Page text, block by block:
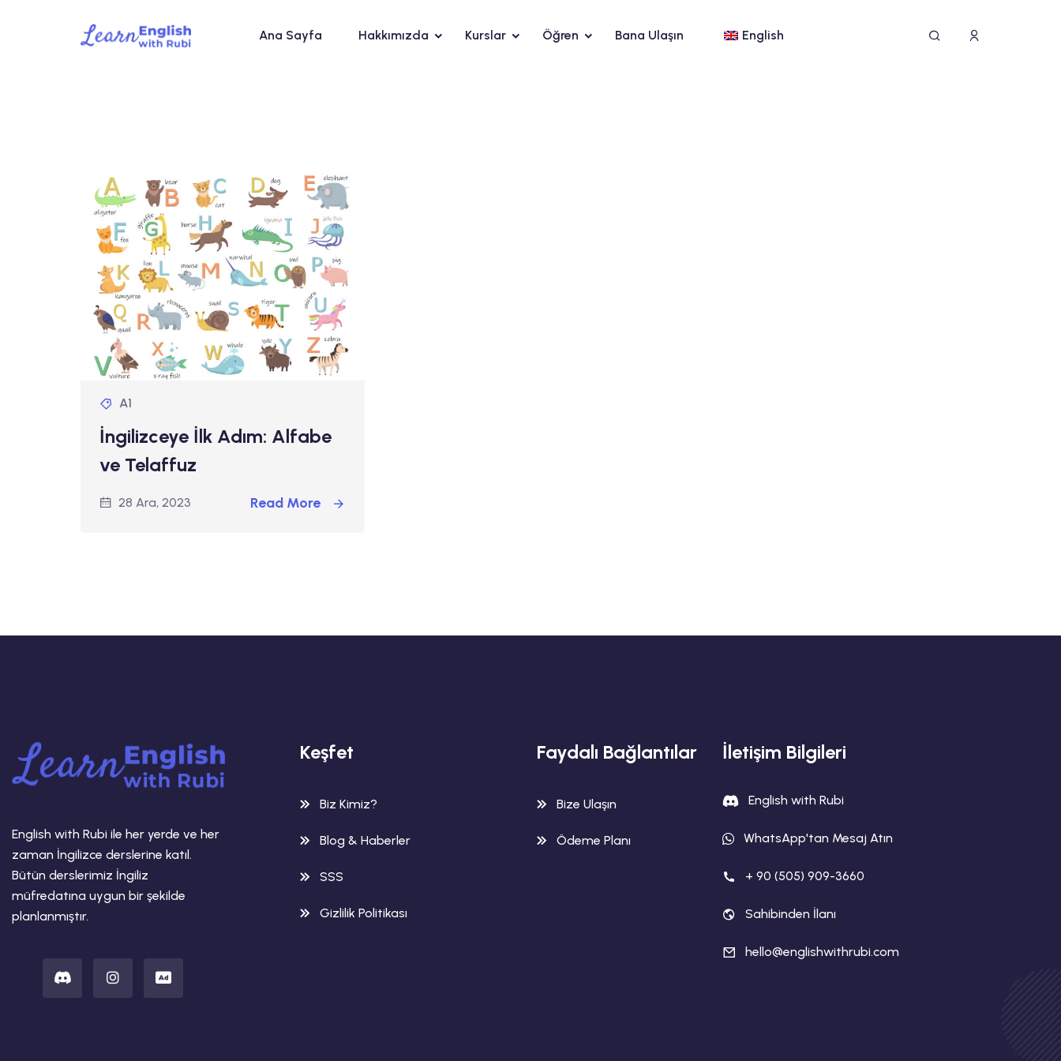
Ana Sayfa Hakkımızda Kurslar Öğren Bana Ulaşın English
A1
İngilizceye İlk Adım: Alfabe
ve Telaffuz
28 Ara, 2023 Read More
English with Rubi ile her yerde ve her
zaman İngilizce derslerine katıl.
Bütün derslerimiz İngiliz
müfredatına uygun bir şekilde
planlanmıştır.
Keşfet
Biz Kimiz?
Blog & Haberler
SSS
Gizlilik Politikası
Faydalı Bağlantılar
Bize Ulaşın
Ödeme Planı
İletişim Bilgileri
English with Rubi
WhatsApp'tan Mesaj Atın
+ 90 (505) 909-3660
Sahibinden İlanı
hello@englishwithrubi.com